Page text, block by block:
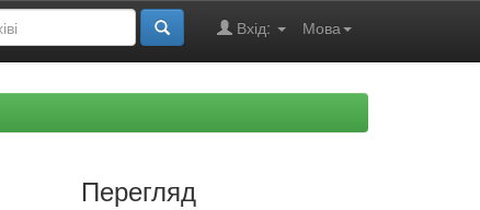
Мова
Вхід:
Перегляд